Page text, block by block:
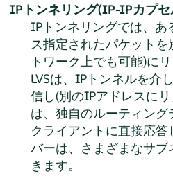
IPトンネリング(IP-IPカプセ
IPトンネリングでは、あ
ス指定されたパケット
トワーク上でも可能)に
LVSは、IPトンネルを介
信し(別のIPアドレスに
は、独自のルーティング
クライアントに直接応
バーは、さまざまなサ
きます。